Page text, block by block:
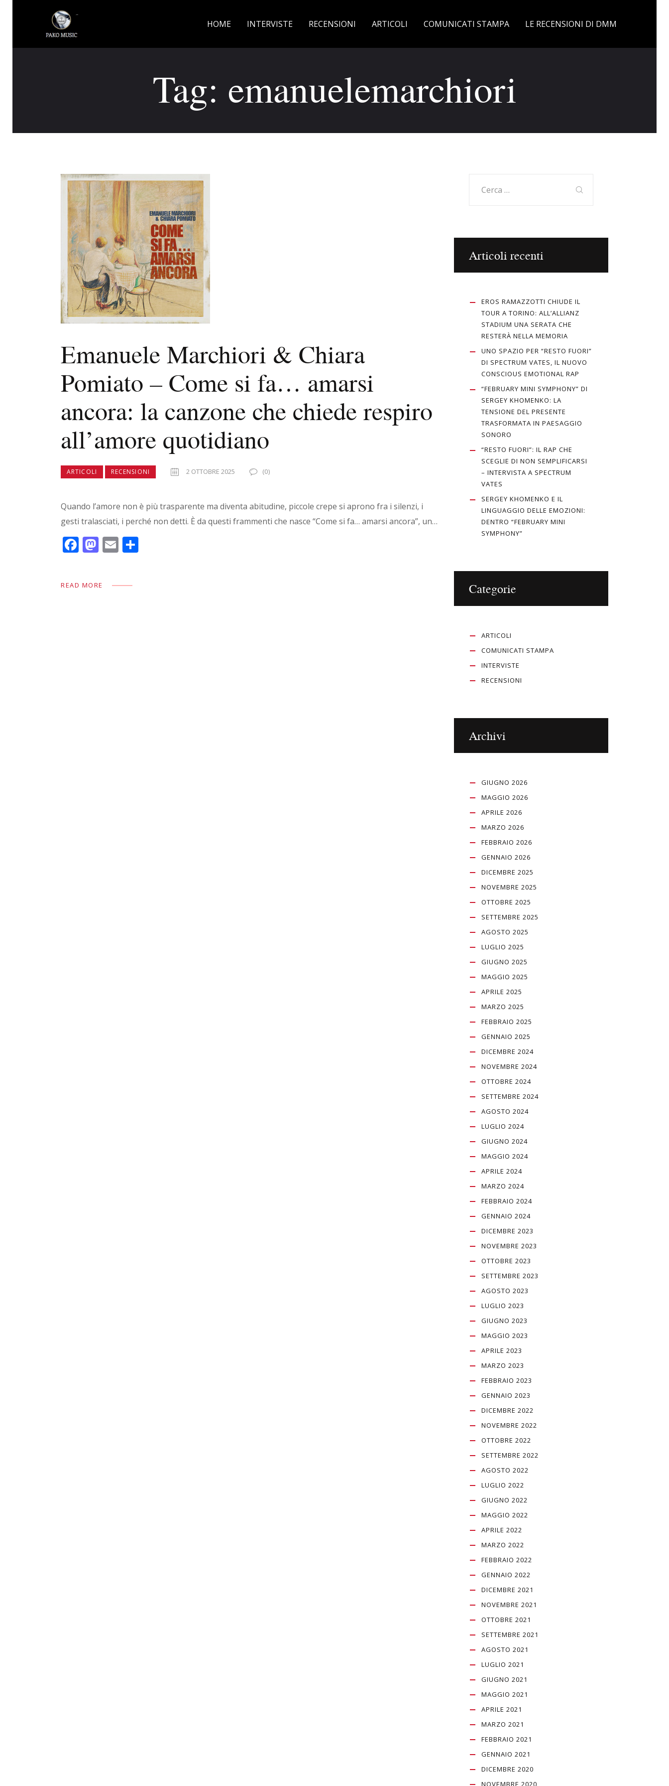
HOME INTERVISTE RECENSIONI ARTICOLI COMUNICATI STAMPA LE RECENSIONI DI DMM
Tag: emanuelemarchiori
Emanuele Marchiori & Chiara
Pomiato – Come si fa… amarsi
ancora: la canzone che chiede respiro
all’amore quotidiano
ARTICOLI RECENSIONI 2 OTTOBRE 2025 (0)
Quando l’amore non è più trasparente ma diventa abitudine, piccole crepe si aprono fra i silenzi, i
gesti tralasciati, i perché non detti. È da questi frammenti che nasce “Come si fa… amarsi ancora”, un…
F
b
M
d
E
l
READ MORE
per:
Articoli recenti
EROS RAMAZZOTTI CHIUDE IL
TOUR A TORINO: ALL’ALLIANZ
STADIUM UNA SERATA CHE
RESTERÀ NELLA MEMORIA
UNO SPAZIO PER “RESTO FUORI”
DI SPECTRUM VATES, IL NUOVO
CONSCIOUS EMOTIONAL RAP
“FEBRUARY MINI SYMPHONY” DI
SERGEY KHOMENKO: LA
TENSIONE DEL PRESENTE
TRASFORMATA IN PAESAGGIO
SONORO
“RESTO FUORI”: IL RAP CHE
SCEGLIE DI NON SEMPLIFICARSI
– INTERVISTA A SPECTRUM
VATES
SERGEY KHOMENKO E IL
LINGUAGGIO DELLE EMOZIONI:
DENTRO “FEBRUARY MINI
SYMPHONY”
Categorie
ARTICOLI
COMUNICATI STAMPA
INTERVISTE
RECENSIONI
Archivi
GIUGNO 2026
MAGGIO 2026
APRILE 2026
MARZO 2026
FEBBRAIO 2026
GENNAIO 2026
DICEMBRE 2025
NOVEMBRE 2025
OTTOBRE 2025
SETTEMBRE 2025
AGOSTO 2025
LUGLIO 2025
GIUGNO 2025
MAGGIO 2025
APRILE 2025
MARZO 2025
FEBBRAIO 2025
GENNAIO 2025
DICEMBRE 2024
NOVEMBRE 2024
OTTOBRE 2024
SETTEMBRE 2024
AGOSTO 2024
LUGLIO 2024
GIUGNO 2024
MAGGIO 2024
APRILE 2024
MARZO 2024
FEBBRAIO 2024
GENNAIO 2024
DICEMBRE 2023
NOVEMBRE 2023
OTTOBRE 2023
SETTEMBRE 2023
AGOSTO 2023
LUGLIO 2023
GIUGNO 2023
MAGGIO 2023
APRILE 2023
MARZO 2023
FEBBRAIO 2023
GENNAIO 2023
DICEMBRE 2022
NOVEMBRE 2022
OTTOBRE 2022
SETTEMBRE 2022
AGOSTO 2022
LUGLIO 2022
GIUGNO 2022
MAGGIO 2022
APRILE 2022
MARZO 2022
FEBBRAIO 2022
GENNAIO 2022
DICEMBRE 2021
NOVEMBRE 2021
OTTOBRE 2021
SETTEMBRE 2021
AGOSTO 2021
LUGLIO 2021
GIUGNO 2021
MAGGIO 2021
APRILE 2021
MARZO 2021
FEBBRAIO 2021
GENNAIO 2021
DICEMBRE 2020
NOVEMBRE 2020